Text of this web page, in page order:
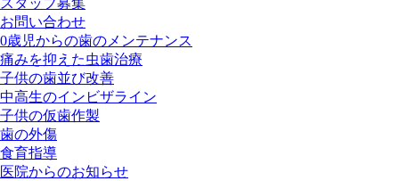
スタッフ募集
お問い合わせ
0歳児からの歯のメンテナンス
痛みを抑えた虫歯治療
子供の歯並び改善
中高生のインビザライン
子供の仮歯作製
歯の外傷
食育指導
医院からのお知らせ